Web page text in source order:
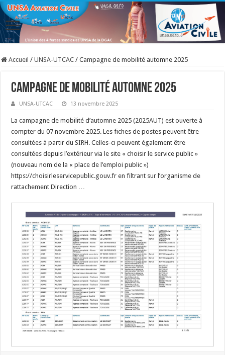
Accueil / UNSA-UTCAC / Campagne de mobilité automne 2025
Campagne de mobilité automne 2025
UNSA-UTCAC 13 novembre 2025
La campagne de mobilité d’automne 2025 (2025AUT) est ouverte à
compter du 07 novembre 2025. Les fiches de postes peuvent être
consultées à partir du SIRH. Celles-ci peuvent également être
consultées depuis l’extérieur via le site « choisir le service public »
(nouveau nom de la « place de l’emploi public »)
https://choisirleservicepublic.gouv.fr en filtrant sur l’organisme de
rattachement Direction …